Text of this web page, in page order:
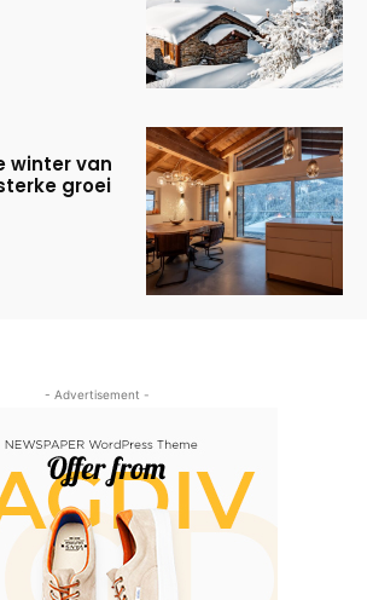
winter van
groei
- Advertisement -